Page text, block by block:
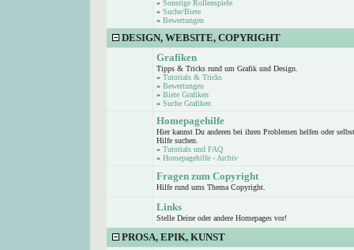
» Sonstige Rollenspiele
» Suche/Biete
» Bewertungen
DESIGN, WEBSITE, COPYRIGHT
Grafiken
Tipps & Tricks rund um Grafik und Design.
» Tutorials & Tricks
» Bewertungen
» Biete Grafiken
» Suche Grafiken
Homepagehilfe
Hier kannst Du anderen bei ihren Problemen helfen oder selbst
Hilfe suchen.
» Tutorials und FAQ
» Homepagehilfe - Archiv
Fragen zum Copyright
Hilfe rund ums Thema Copyright.
Links
Stelle Deine oder andere Homepages vor!
PROSA, EPIK, KUNST